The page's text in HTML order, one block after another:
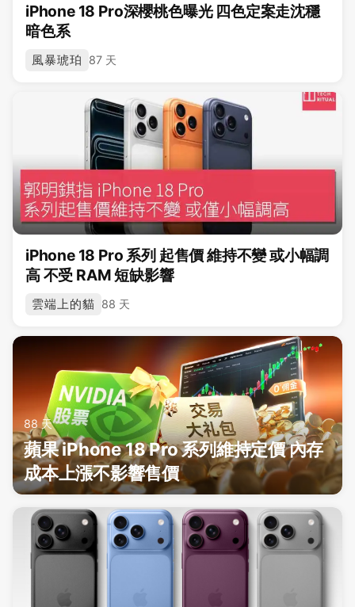
iPhone 18 Pro深櫻桃色曝光 四色定案走沈穩
暗色系
風暴琥珀 87 天
iPhone 18 Pro 系列 起售價 維持不變 或小幅調
高 不受 RAM 短缺影響
雲端上的貓 88 天
88 天
蘋果 iPhone 18 Pro 系列維持定價 內存
成本上漲不影響售價